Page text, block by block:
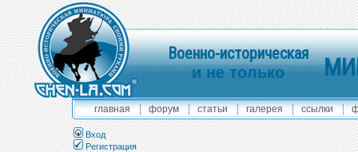
Военно-историческая
и не только
главная форум статьи галерея ссылки
Вход
Регистрация